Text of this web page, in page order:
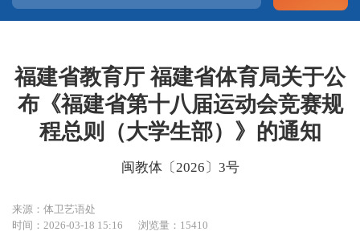
福建省教育厅 福建省体育局关于公
布《福建省第十八届运动会竞赛规
程总则（大学生部）》的通知
闽教体〔2026〕3号
来源：体卫艺语处
时间：2026-03-18 15:16
浏览量：15410